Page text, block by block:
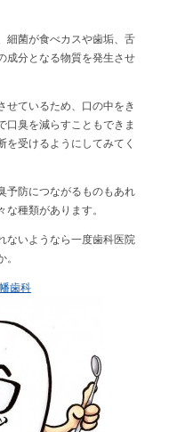
細菌が食べカスや歯垢、舌
成分となる物質を発生させ
せているため、口の中をき
口臭を減らすこともできま
を受けるようにしてみてく
予防につながるものもあれ
種類があります。
ないようなら一度歯科医院
歯科